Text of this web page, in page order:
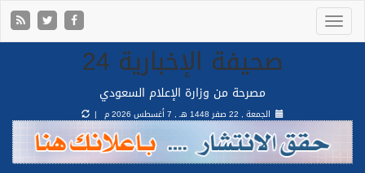
صحيفة الإخبارية 24
مصرحة من وزارة الإعلام السعودي
الجمعة , 22 صفر 1448 هـ , 7 أغسطس 2026 م |